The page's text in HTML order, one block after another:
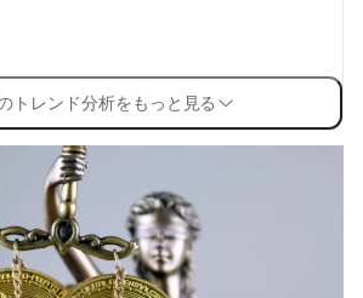
トレンド分析をもっと見る